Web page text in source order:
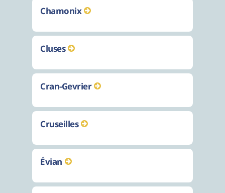
Chamonix
Cluses
Cran-Gevrier
Cruseilles
Évian